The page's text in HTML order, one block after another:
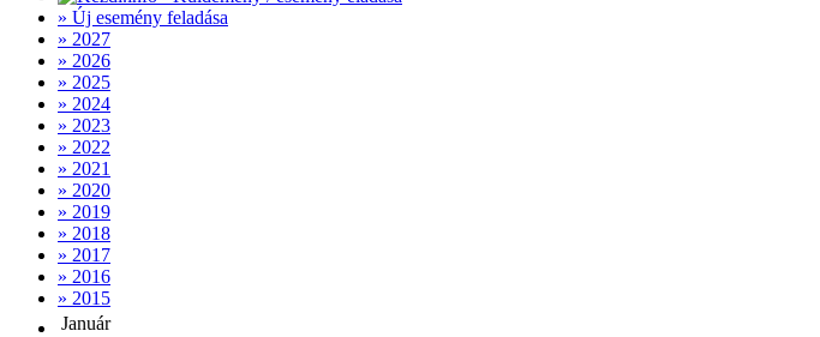
» Új esemény feladása
» 2027
» 2026
» 2025
» 2024
» 2023
» 2022
» 2021
» 2020
» 2019
» 2018
» 2017
» 2016
» 2015
Január